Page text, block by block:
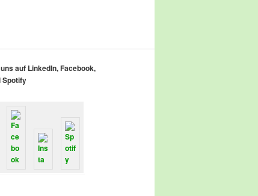
auf LinkedIn, Facebook,
Spotify